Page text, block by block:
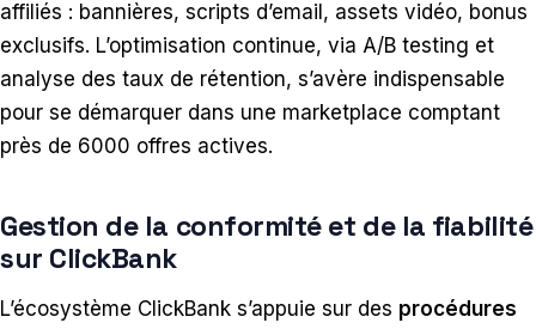
affiliés : bannières, scripts d’email, assets vidéo, bonus
exclusifs. L’optimisation continue, via A/B testing et
analyse des taux de rétention, s’avère indispensable
pour se démarquer dans une marketplace comptant
près de 6000 offres actives.
Gestion de la conformité et de la fiabilité
sur ClickBank
L’écosystème ClickBank s’appuie sur des procédures